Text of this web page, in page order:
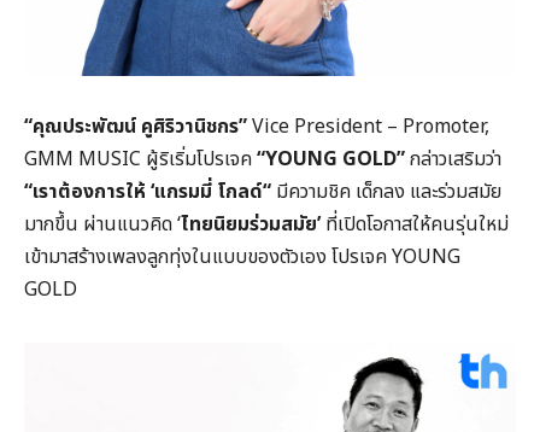
“คุณประพัฒน์ คูศิริวานิชกร”Vice President – Promoter,
GMM MUSIC ผู้ริเริ่มโปรเจค“YOUNG GOLD”กล่าวเสริมว่า
“เราต้องการให้ ‘แกรมมี่ โกลด์“ มีความชิค เด็กลง และร่วมสมัย
มากขึ้น ผ่านแนวคิด ‘ไทยนิยมร่วมสมัย’ที่เปิดโอกาสให้คนรุ่นใหม่
เข้ามาสร้างเพลงลูกทุ่งในแบบของตัวเอง โปรเจค YOUNG
GOLD